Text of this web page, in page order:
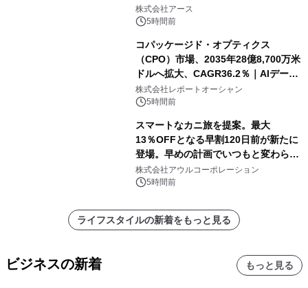
誕生
株式会社アース
5時間前
コパッケージド・オプティクス
（CPO）市場、2035年28億8,700万米
ドルへ拡大、CAGR36.2％｜AIデータ
センター・高速光通信需要が成長を加
速
株式会社レポートオーシャン
5時間前
スマートなカニ旅を提案。最大
13％OFFとなる早割120日前が新たに
登場。早めの計画でいつもと変わらぬ
大人の冬旅を。ー夕日ヶ浦温泉「佳松
苑 別邸ふうか」ー
株式会社アウルコーポレーション
5時間前
ライフスタイルの新着をもっと見る
ビジネスの新着 もっと見る